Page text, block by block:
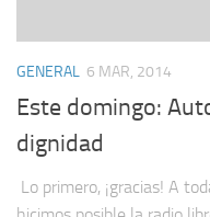
GENERAL 6 MAR, 2014
Este domingo:
dignidad
Lo primero, ¡gracias! A